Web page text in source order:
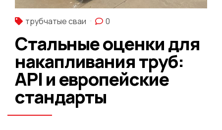
трубчатые сваи 0
Стальные оценки для
накапливания труб:
API и европейские
стандарты